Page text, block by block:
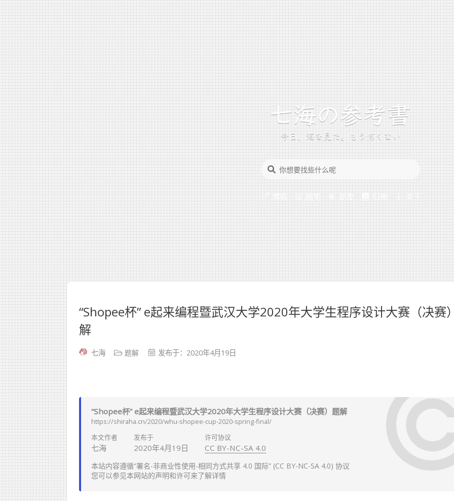
今日、海を見た。もう怖くない
博客 随笔 朋友 归档 关于
“Shopee杯” e起来编程暨武汉大学2020年大学生程序设计大赛（决赛
解
七海 题解 发布于：2020年4月19日
“Shopee杯” e起来编程暨武汉大学2020年大学生程序设计大赛（决赛）题解
https://shiraha.cn/2020/whu-shopee-cup-2020-spring-final/
本文作者
七海
发布于
2020年4月19日
许可协议
CC BY-NC-SA 4.0
本站内容遵循“署名-非商业性使用-相同方式共享 4.0 国际” (CC BY-NC-SA 4.0) 协议
您可以参见本网站的声明和许可来了解详情